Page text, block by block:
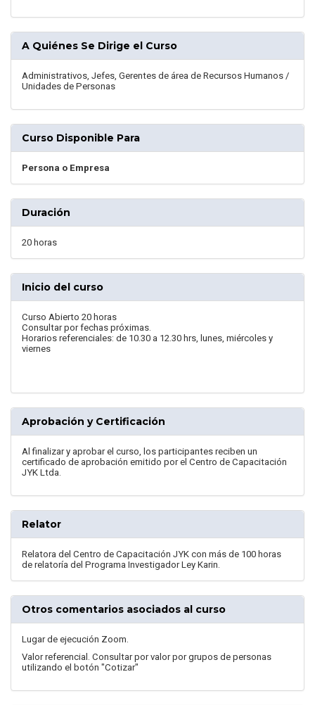
A Quiénes Se Dirige el Curso
Administrativos, Jefes, Gerentes de área de Recursos Humanos /
Unidades de Personas
Curso Disponible Para
Persona o Empresa
Duración
20 horas
Inicio del curso
Curso Abierto 20 horas
Consultar por fechas próximas.
Horarios referenciales: de 10.30 a 12.30 hrs, lunes, miércoles y
viernes
Aprobación y Certificación
Al finalizar y aprobar el curso, los participantes reciben un
certificado de aprobación emitido por el Centro de Capacitación
JYK Ltda.
Relator
Relatora del Centro de Capacitación JYK con más de 100 horas
de relatoría del Programa Investigador Ley Karin.
Otros comentarios asociados al curso
Lugar de ejecución Zoom.
Valor referencial. Consultar por valor por grupos de personas
utilizando el botón "Cotizar"